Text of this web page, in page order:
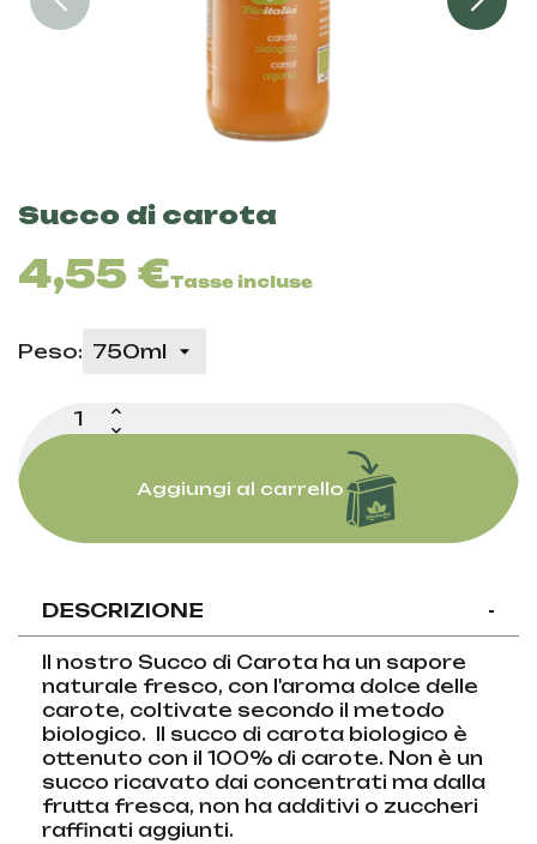
Succo di carota
4,55 €Tasse incluse
Peso:
Aggiungi al carrello
DESCRIZIONE -
Il nostro Succo di Carota ha un sapore
naturale fresco, con l'aroma dolce delle
carote, coltivate secondo il metodo
biologico. Il succo di carota biologico è
ottenuto con il 100% di carote. Non è un
succo ricavato dai concentrati ma dalla
frutta fresca, non ha additivi o zuccheri
raffinati aggiunti.